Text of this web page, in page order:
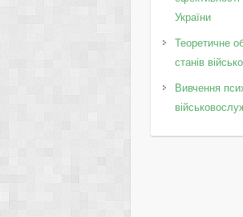
України
Теоретичне
станів
Вивчення